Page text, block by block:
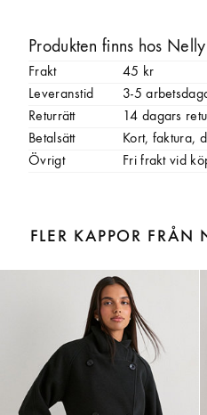
Produkten finns hos Nelly
Frakt
45 kr
Leveranstid
3-5
Returrätt
14 dagars
Betalsätt
Kort, faktura,
Övrigt
Fri frakt vid
FLER KAPPOR FRÅN